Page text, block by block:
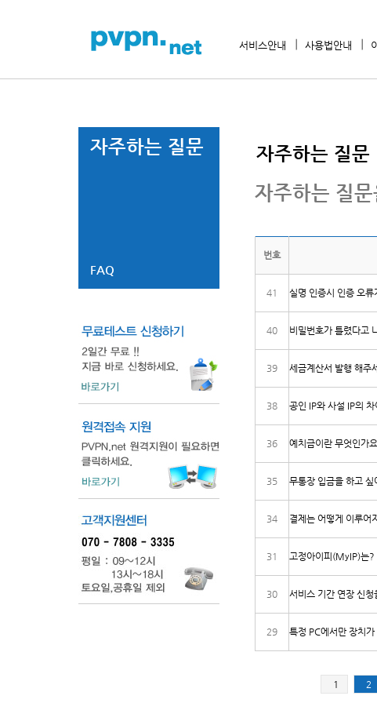
서비스안내 사용법안내
자주하는 질문
FAQ
자주하는 질문
자주하는 질
번호
41 실명 인증시 인증 오류
40 비밀번호가 틀렸다고
39 세금계산서 발행 해주
38 공인 IP와 사설 IP의
36 예치금이란 무엇인가
35 무통장 입금을 하고 싶
34 결제는 어떻게 이루어
31 고정아이피(MyIP)는?
30 서비스 기간 연장 신청
29 특정 PC에서만 장치가
1 2